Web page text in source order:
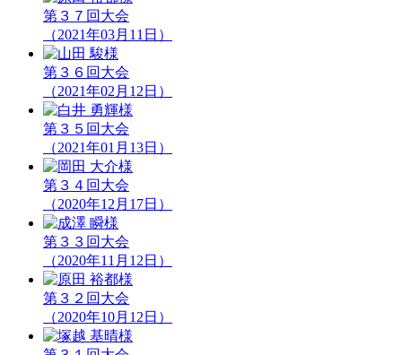
第３７回大会
（2021年03月11日）
第３６回大会
（2021年02月12日）
第３５回大会
（2021年01月13日）
第３４回大会
（2020年12月17日）
第３３回大会
（2020年11月12日）
第３２回大会
（2020年10月12日）